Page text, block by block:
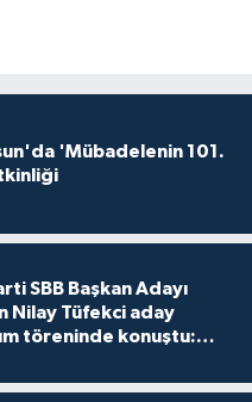
'Mübadelenin 101.
SBB Başkan Adayı
Nilay Tüfekci aday
töreninde konuştu: